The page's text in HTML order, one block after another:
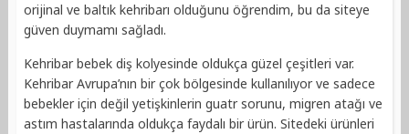
orijinal ve baltık kehribarı olduğunu öğrendim, bu da siteye
güven duymamı sağladı.
Kehribar bebek diş kolyesinde oldukça güzel çeşitleri var.
Kehribar Avrupa’nın bir çok bölgesinde kullanılıyor ve sadece
bebekler için değil yetişkinlerin guatr sorunu, migren atağı ve
astım hastalarında oldukça faydalı bir ürün. Sitedeki ürünleri